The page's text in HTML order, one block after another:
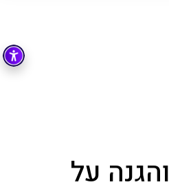
על